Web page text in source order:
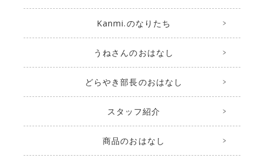
Kanmi.のなりたち
うねさんのおはなし
どらやき部長のおはなし
スタッフ紹介
商品のおはなし